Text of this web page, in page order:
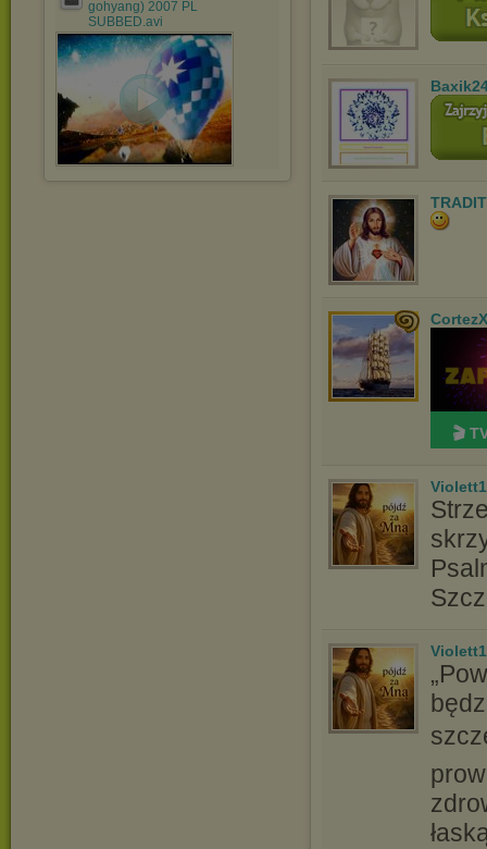
gohyang) 2007 PL
SUBBED.avi
CortezX
🎬